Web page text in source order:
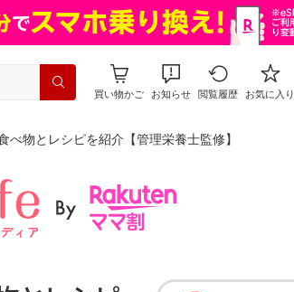
買い物かご お知らせ 閲覧履歴 お気に入り
物とレシピを紹介【管理栄養士監修】